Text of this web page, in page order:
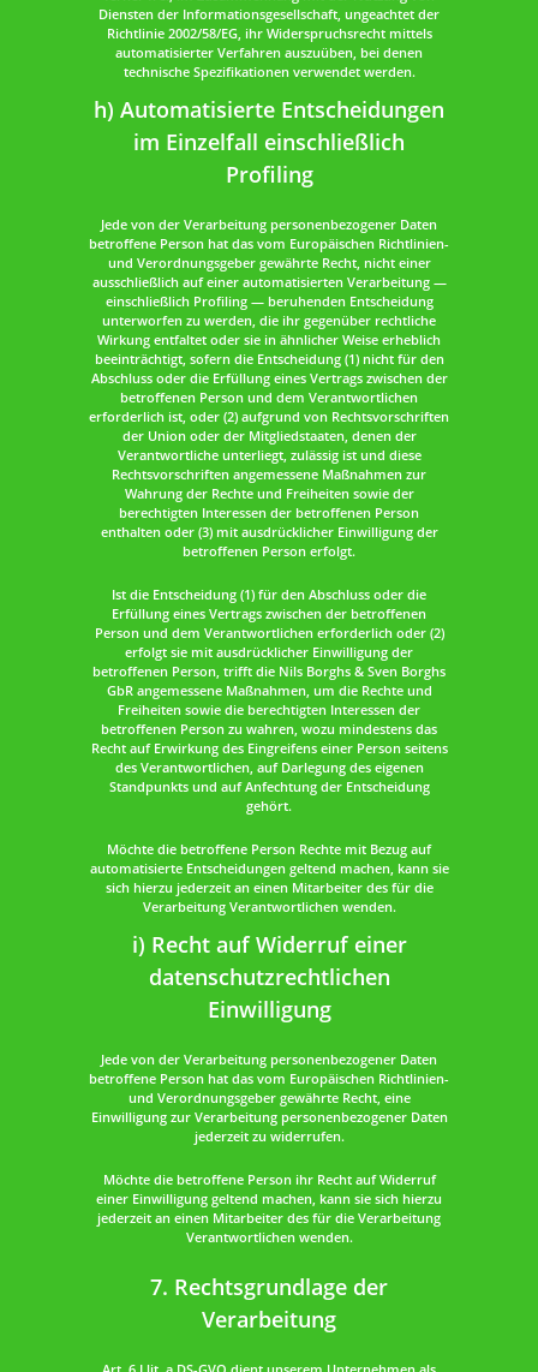
Diensten der Informationsgesellschaft, ungeachtet der
Richtlinie 2002/58/EG, ihr Widerspruchsrecht mittels
automatisierter Verfahren auszuüben, bei denen
technische Spezifikationen verwendet werden.
h) Automatisierte Entscheidungen
im Einzelfall einschließlich
Profiling
Jede von der Verarbeitung personenbezogener Daten
betroffene Person hat das vom Europäischen Richtlinien-
und Verordnungsgeber gewährte Recht, nicht einer
ausschließlich auf einer automatisierten Verarbeitung —
einschließlich Profiling — beruhenden Entscheidung
unterworfen zu werden, die ihr gegenüber rechtliche
Wirkung entfaltet oder sie in ähnlicher Weise erheblich
beeinträchtigt, sofern die Entscheidung (1) nicht für den
Abschluss oder die Erfüllung eines Vertrags zwischen der
betroffenen Person und dem Verantwortlichen
erforderlich ist, oder (2) aufgrund von Rechtsvorschriften
der Union oder der Mitgliedstaaten, denen der
Verantwortliche unterliegt, zulässig ist und diese
Rechtsvorschriften angemessene Maßnahmen zur
Wahrung der Rechte und Freiheiten sowie der
berechtigten Interessen der betroffenen Person
enthalten oder (3) mit ausdrücklicher Einwilligung der
betroffenen Person erfolgt.
Ist die Entscheidung (1) für den Abschluss oder die
Erfüllung eines Vertrags zwischen der betroffenen
Person und dem Verantwortlichen erforderlich oder (2)
erfolgt sie mit ausdrücklicher Einwilligung der
betroffenen Person, trifft die Nils Borghs & Sven Borghs
GbR angemessene Maßnahmen, um die Rechte und
Freiheiten sowie die berechtigten Interessen der
betroffenen Person zu wahren, wozu mindestens das
Recht auf Erwirkung des Eingreifens einer Person seitens
des Verantwortlichen, auf Darlegung des eigenen
Standpunkts und auf Anfechtung der Entscheidung
gehört.
Möchte die betroffene Person Rechte mit Bezug auf
automatisierte Entscheidungen geltend machen, kann sie
sich hierzu jederzeit an einen Mitarbeiter des für die
Verarbeitung Verantwortlichen wenden.
i) Recht auf Widerruf einer
datenschutzrechtlichen
Einwilligung
Jede von der Verarbeitung personenbezogener Daten
betroffene Person hat das vom Europäischen Richtlinien-
und Verordnungsgeber gewährte Recht, eine
Einwilligung zur Verarbeitung personenbezogener Daten
jederzeit zu widerrufen.
Möchte die betroffene Person ihr Recht auf Widerruf
einer Einwilligung geltend machen, kann sie sich hierzu
jederzeit an einen Mitarbeiter des für die Verarbeitung
Verantwortlichen wenden.
7. Rechtsgrundlage der
Verarbeitung